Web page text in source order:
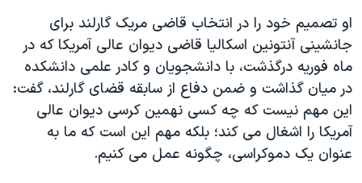
قانون شفافیت دارائی کادر رهبری ایران
اعتراضات مردمی آبان ۹۸
اسرائیل در جنگ
نرگس محمدی برنده جایزه نوبل صلح
همایش محافظه‌کاران آمریکا «سی‌پک»
صفحه‌های ویژه
او تصمیم خود را در انتخاب قاضی مریک گارلند برای
جانشینی آنتونین اسکالیا قاضی دیوان عالی آمریکا که در
ماه فوریه درگذشت، با دانشجویان و کادر علمی دانشکده
در میان گذاشت و ضمن دفاع از سابقه قضای گارلند، گفت:
این مهم نیست که چه کسی نهمین کرسی دیوان عالی
آمریکا را اشغال می کند؛ بلکه مهم این است که ما به
عنوان یک دموکراسی، چگونه عمل می کنیم.